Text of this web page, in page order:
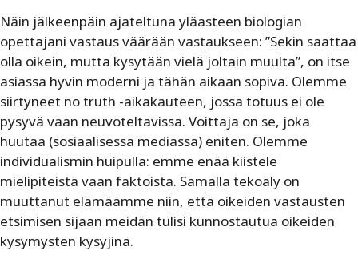
Näin jälkeenpäin ajateltuna yläasteen biologian
opettajani vastaus väärään vastaukseen: ”Sekin saattaa
olla oikein, mutta kysytään vielä joltain muulta”, on itse
asiassa hyvin moderni ja tähän aikaan sopiva. Olemme
siirtyneet no truth -aikakauteen, jossa totuus ei ole
pysyvä vaan neuvoteltavissa. Voittaja on se, joka
huutaa (sosiaalisessa mediassa) eniten. Olemme
individualismin huipulla: emme enää kiistele
mielipiteistä vaan faktoista. Samalla tekoäly on
muuttanut elämäämme niin, että oikeiden vastausten
etsimisen sijaan meidän tulisi kunnostautua oikeiden
kysymysten kysyjinä.